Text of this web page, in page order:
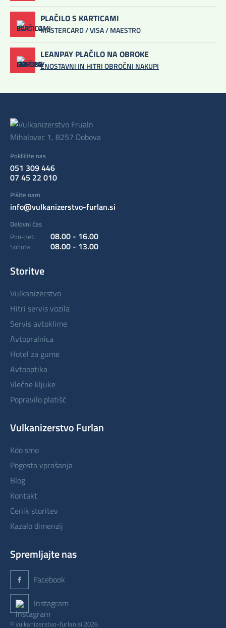
PLAČILO S KARTICAMI
MASTERCARD / VISA / MAESTRO
LEANPAY PLAČILO NA OBROKE
ENOSTAVNI IN HITRI OBROČNI NAKUPI
Mihalovec 1, 8257 Dobova
Pokličite nas
051 309 446
07 45 22 010
Pišite nam
info@vulkanizerstvo-furlan.si
Delovni čas
Pon-pet.:
08.00 - 16.00
Sobota: 08.00 - 13.00
Storitve
vulkanizerstvo
hitri servis vozila
servis avtoklime
avtopralnica
hotel za gume
avtooptika
vlečne kljuke
popravilo platišč
Vulkanizerstvo Furlan
kdo smo
pogosta vprašanja
blog
kontakt
cenik storitev
kazalo dimenzij
Spremljajte nas
Facebook
Instagram
© vulkanizerstvo-furlan.si 2026